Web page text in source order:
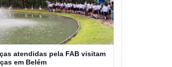
atendidas pela FAB visitam
em Belém